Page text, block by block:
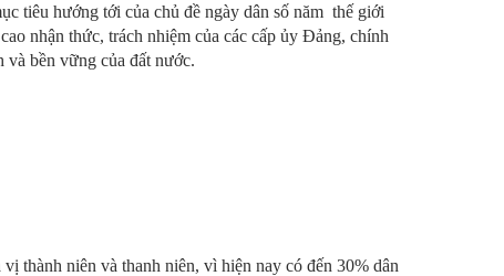
tiêu hướng tới của chủ đề ngày dân số năm thế giới
nhận thức, trách nhiệm của các cấp ủy Đảng, chính
bền vững của đất nước.
thành niên và thanh niên, vì hiện nay có đến 30% dân